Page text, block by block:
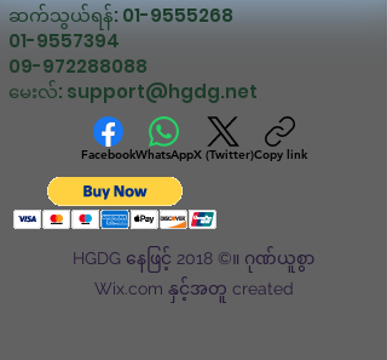
ဆက်သွယ်ရန်:01-9555268
01-9557394
09-972288088
မေးလ်: support@hgdg.net
FacebookWhatsAppX (Twitter)Copy link
HGDG နေဖြင့် 2018 ©။ ဂုဏ်ယူစွာ
Wix.com နှင့်အတူ created